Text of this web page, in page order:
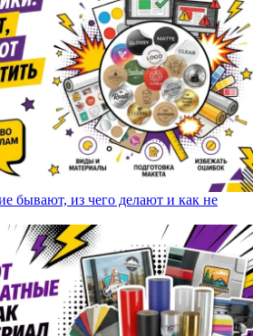
бывают, из чего делают и как не